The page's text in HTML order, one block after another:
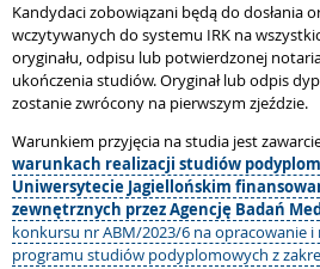
Kandydaci zobowiązani będą do dosłania
wczytywanych do systemu IRK na
oryginału, odpisu lub potwierdzonej
ukończenia studiów. Oryginał lub odpis
zostanie zwrócony na pierwszym zjeździe.
Warunkiem przyjęcia na studia jest
warunkach realizacji studiów
Uniwersytecie Jagiellońskim
zewnętrznych przez Agencję Badań
konkursu nr ABM/2023/6 na opracowanie i
programu studiów podyplomowych z